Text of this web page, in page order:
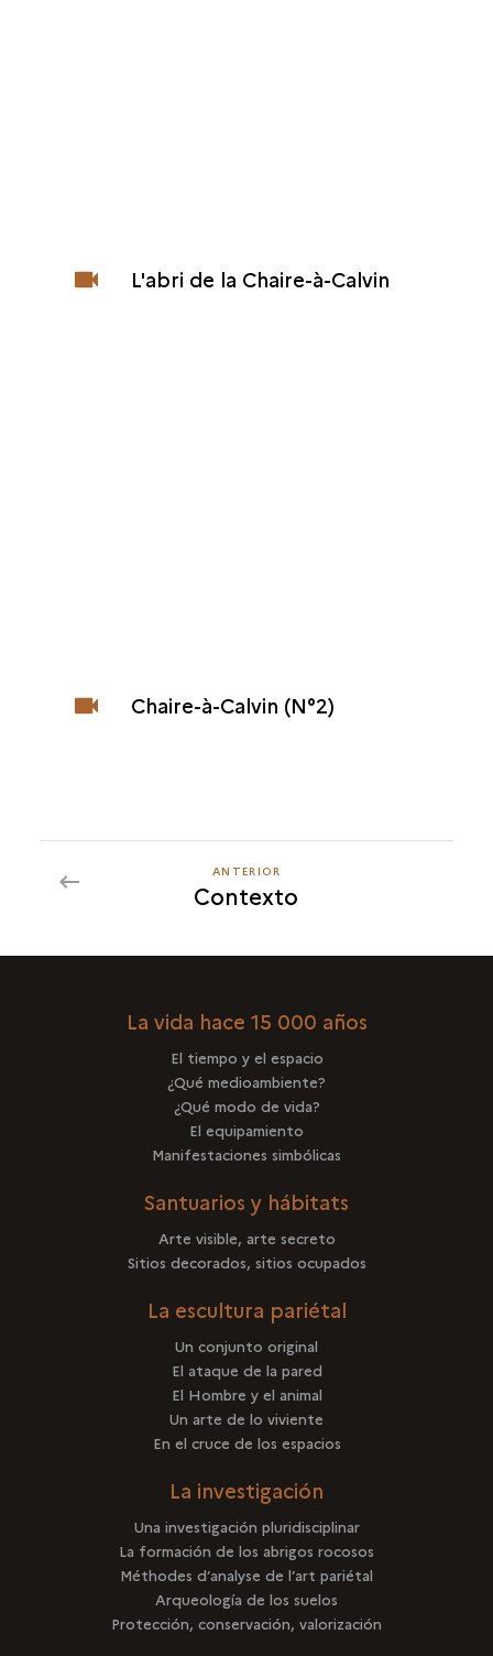
L'abri de la Chaire-à-Calvin
Chaire-à-Calvin (N°2)
ANTERIOR
ANTERIOR
Contexto
La vida hace 15 000 años
El tiempo y el espacio
¿Qué medioambiente?
¿Qué modo de vida?
El equipamiento
Manifestaciones simbólicas
Santuarios y hábitats
Arte visible, arte secreto
Sitios decorados, sitios ocupados
La escultura pariétal
Un conjunto original
El ataque de la pared
El Hombre y el animal
Un arte de lo viviente
En el cruce de los espacios
La investigación
Una investigación pluridisciplinar
La formación de los abrigos rocosos
Méthodes d’analyse de l’art pariétal
Arqueología de los suelos
Protección, conservación, valorización